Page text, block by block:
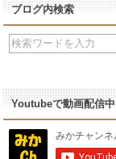
ブログ内検索
Youtubeで動画配信中